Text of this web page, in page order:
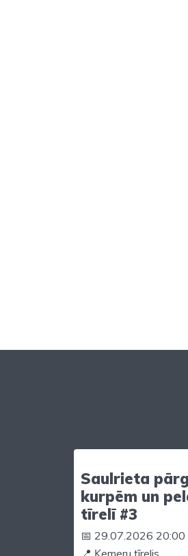
Saulrieta
kurpēm un
tīrelī #3
📅 29.07.2026 20:00
📍 Ķemeru tīrelis